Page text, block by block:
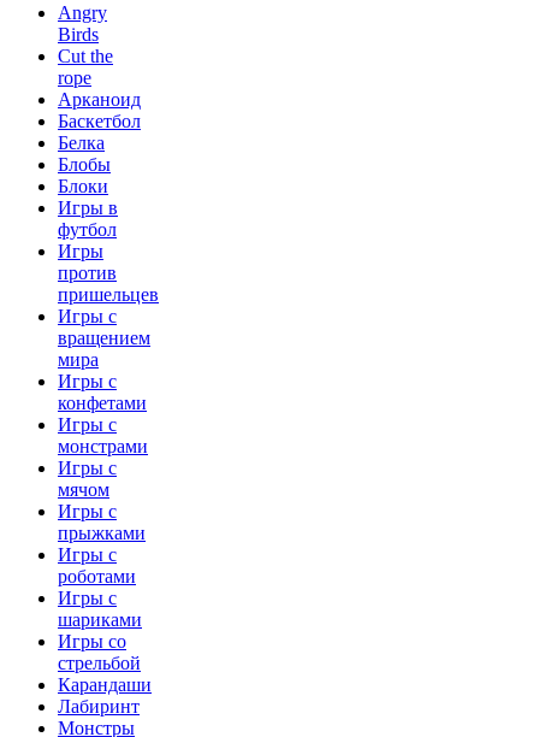
Angry
Birds
Cut the
rope
Арканоид
Баскетбол
Белка
Блобы
Блоки
Игры в
футбол
Игры
против
пришельцев
Игры с
вращением
мира
Игры с
конфетами
Игры с
монстрами
Игры с
мячом
Игры с
прыжками
Игры с
роботами
Игры с
шариками
Игры со
стрельбой
Карандаши
Лабиринт
Монстры